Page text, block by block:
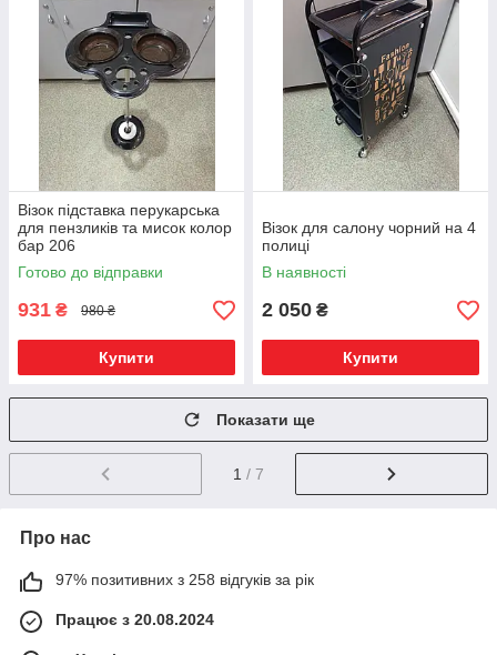
Візок підставка перукарська
для пензликів та мисок колор
бар 206
Готово до відправки
931 ₴ 980 ₴
Купити
Візок для салону чорний на 4
полиці
В наявності
2 050 ₴
Купити
Показати ще
1 / 7
Про нас
97% позитивних з 258 відгуків за рік
Працює з 20.08.2024